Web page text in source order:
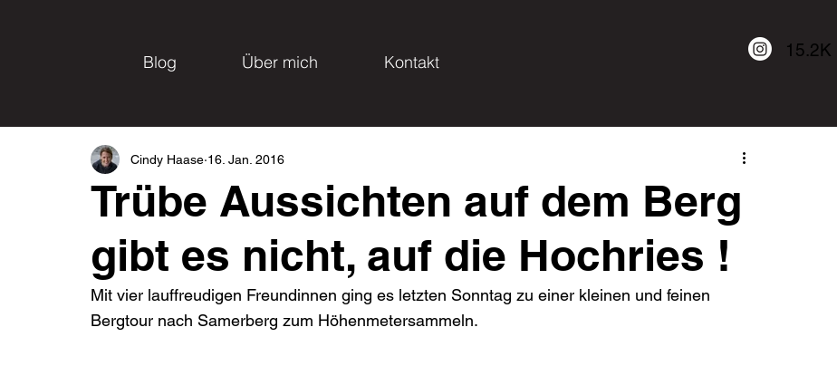
15.2K
Blog Über mich Kontakt
Trübe Aussichten auf dem Berg
gibt es nicht, auf die Hochries !
Cindy Haase 16. Jan. 2016
Mit vier lauffreudigen Freundinnen ging es letzten Sonntag zu einer kleinen und feinen
Bergtour nach Samerberg zum Höhenmetersammeln.